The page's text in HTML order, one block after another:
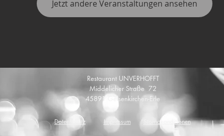
Jetzt andere Veranstaltungen ansehen
Restaurant UNVERHOFFT
Middelicher Straße 72
45891 Gelsenkirchen-Erle
Datenschutz Impressum Stornokonditionen